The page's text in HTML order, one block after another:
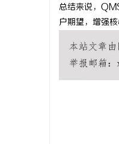
总结来说，
户期望，增强